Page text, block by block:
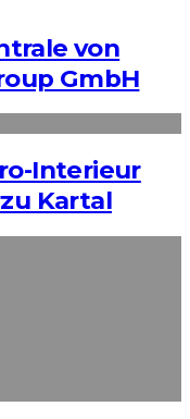
von
GmbH
Interieur
Kartal